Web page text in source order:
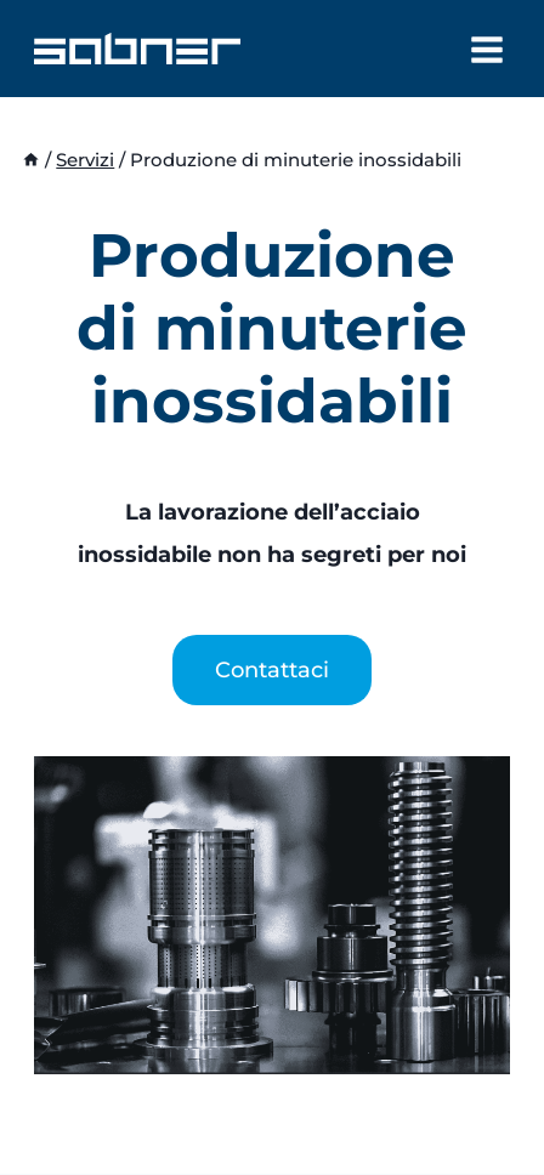
contenuto
/ Servizi / Produzione di minuterie inossidabili
Produzione
di minuterie
inossidabili
La lavorazione dell’acciaio
inossidabile non ha segreti per noi
Contattaci